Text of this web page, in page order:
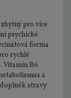
pro více
psychické
forma
rychlé
Vitamín B6
a
stravy